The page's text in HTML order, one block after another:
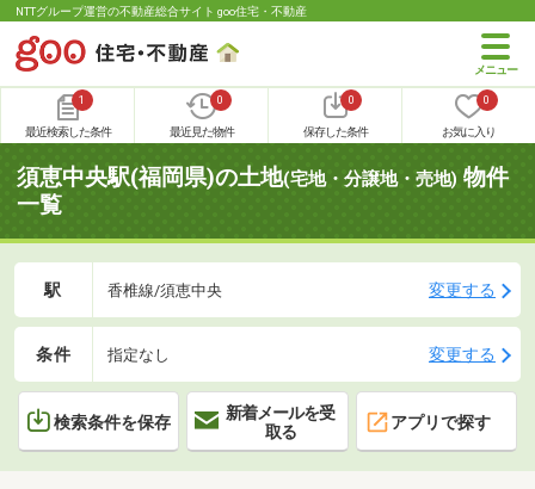
NTTグループ運営の不動産総合サイト goo住宅・不動産
1
最近検索した条件
0
最近見た物件
0
保存した条件
0
お気に入り
須恵中央駅(福岡県)の土地(宅地・分譲地・売地) 物件
一覧
駅 香椎線/須恵中央 変更する
条件 指定なし 変更する
検索条件を保存
新着メールを受
取る
アプリで探す